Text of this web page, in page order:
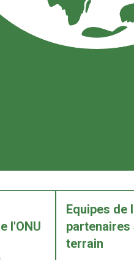
l'ONU
Equipes de
partenaires
terrain